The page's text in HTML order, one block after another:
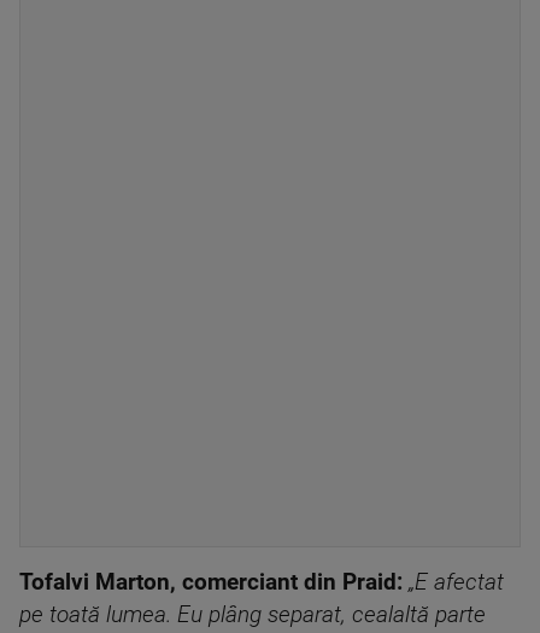
Tofalvi Marton, comerciant din Praid: „E afectat
pe toată lumea. Eu plâng separat, cealaltă parte